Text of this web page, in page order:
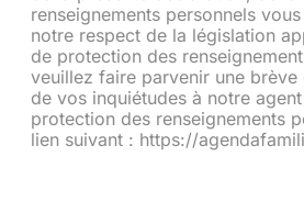
renseignements personnels
notre respect de la législation
de protection des
veuillez faire parvenir une
de vos inquiétudes à notre
protection des renseignements
lien suivant : https://